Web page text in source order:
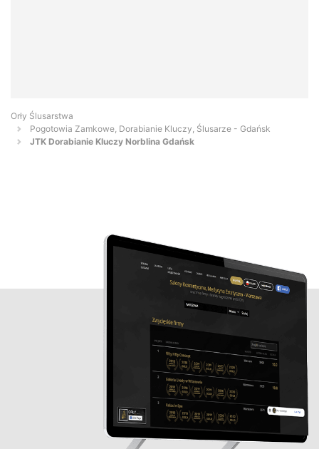
Orły Ślusarstwa
Pogotowia Zamkowe, Dorabianie Kluczy, Ślusarze - Gdańsk
JTK Dorabianie Kluczy Norblina Gdańsk